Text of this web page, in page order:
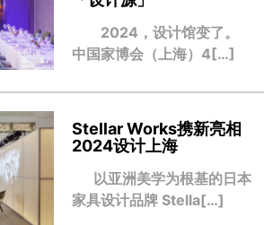
2024，设计馆变了。
中国家博会（上海）4[…]
Stellar Works携新亮相
2024设计上海
以亚洲美学为根基的日本
家具设计品牌 Stella[…]